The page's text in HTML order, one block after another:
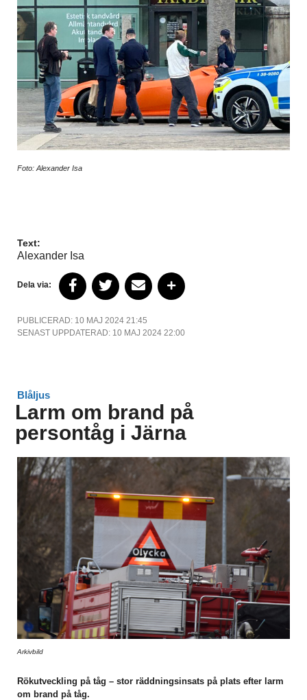
Foto: Alexander Isa
Text:
Alexander Isa
Dela via:
PUBLICERAD: 10 MAJ 2024 21:45
SENAST UPPDATERAD: 10 MAJ 2024 22:00
Blåljus
Larm om brand på
persontåg i Järna
Arkivbild
Rökutveckling på tåg – stor räddningsinsats på plats efter larm
om brand på tåg.